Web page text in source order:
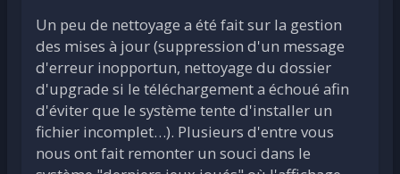
Un peu de nettoyage a été fait sur la gestion
des mises à jour (suppression d'un message
d'erreur inopportun, nettoyage du dossier
d'upgrade si le téléchargement a échoué afin
d'éviter que le système tente d'installer un
fichier incomplet…). Plusieurs d'entre vous
nous ont fait remonter un souci dans le